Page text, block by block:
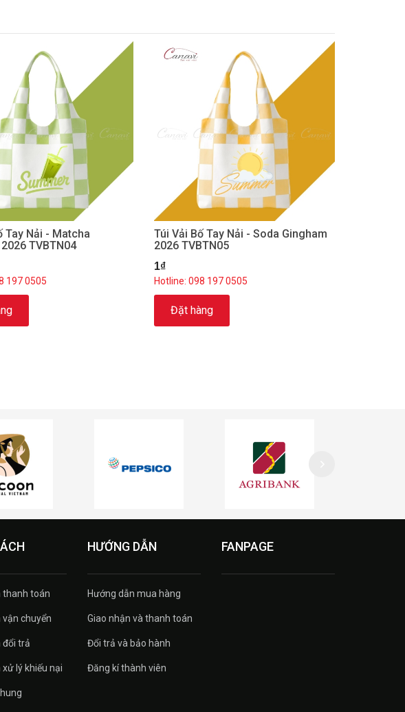
Tay Nải - Matcha
TVBTN04
197 0505
Túi Vải Bố Tay Nải - Soda Gingham
2026 TVBTN05
1₫
Hotline: 098 197 0505
Đặt hàng
thanh toán
vận chuyển
đổi trả
lý khiếu nại
HƯỚNG DẪN
Hướng dẫn mua hàng
Giao nhận và thanh toán
Đổi trả và bảo hành
Đăng kí thành viên
FANPAGE